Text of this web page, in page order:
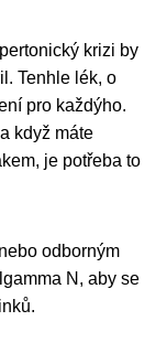
krizi by
Tenhle lék, o
pro každýho.
když máte
je potřeba to
odborným
N, aby se